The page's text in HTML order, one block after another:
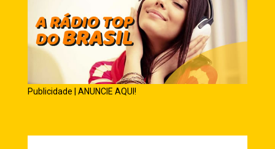
Publicidade | ANUNCIE AQUI!